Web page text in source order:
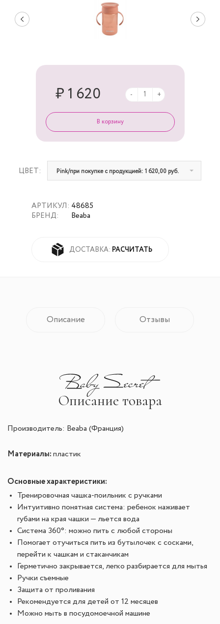
АРТИКУЛ:
БРЕНД:
48685
Beaba
ДОСТАВКА: РАСЧИТАТЬ
ЦВЕТ: Pink/при покупке с продукцией: 1 620,00 руб.
₽ 1 620 - +
Описание Отзывы
Описание товара
Производитель: Beaba (Франция)
Материалы: пластик
Основные характеристики:
Тренировочная чашка-поильник с ручками
Интуитивно понятная система: ребенок наживает
губами на края чашки — льется вода
Система 360°: можно пить с любой стороны
Помогает отучиться пить из бутылочек с сосками,
перейти к чашкам и стаканчикам
Герметично закрывается, легко разбирается для мытья
Ручки съемные
Защита от проливания
Рекомендуется для детей от 12 месяцев
Можно мыть в посудомоечной машине